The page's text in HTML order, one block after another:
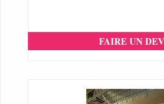
FAIRE UN